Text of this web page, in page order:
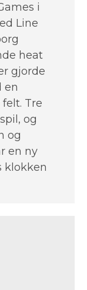
i
Line
heat
gjorde
en
Tre
og
og
en ny
klokken